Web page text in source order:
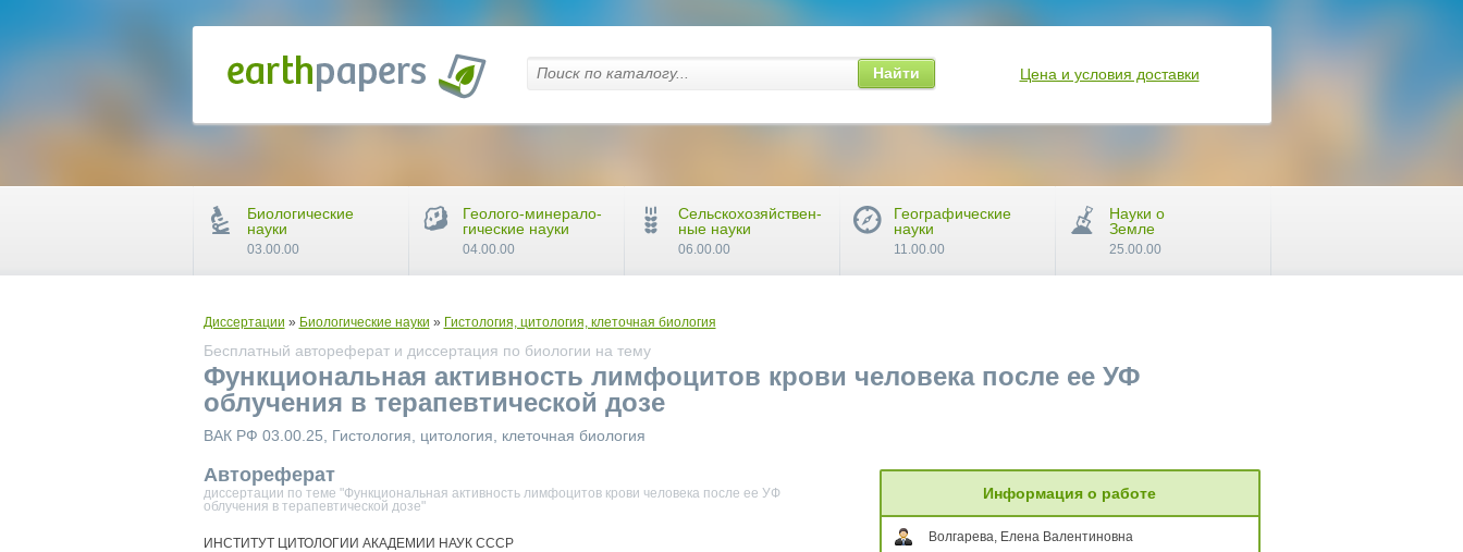
Диссертации » Биологические науки » Гистология, цитология, клеточная биология
Бесплатный автореферат и диссертация по биологии на тему
Функциональная активность лимфоцитов крови человека после ее УФ
облучения в терапевтической дозе
ВАК РФ 03.00.25, Гистология, цитология, клеточная биология
Автореферат
диссертации по теме "Функциональная активность лимфоцитов крови человека после ее УФ
облучения в терапевтической дозе"
ИНСТИТУТ ЦИТОЛОГИИ АКАДЕМИИ НАУК СССР
Информация о работе
Волгарева, Елена Валентиновна
Найти Цена и условия доставки
Биологические
науки
03.00.00
Геолого-минерало-
гические науки
04.00.00
Сельскохозяйствен-
ные науки
06.00.00
Географические
науки
11.00.00
Науки о
Земле
25.00.00